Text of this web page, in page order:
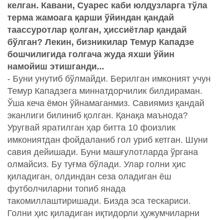
келган. Кавани, Суарес каби юлдузларга тўла
терма жамоага қарши ўйиндан қандай
таассуротлар қолган, ҳиссиётлар қандай
бўлган? Лекин, бизникилар Темур Кападзе
бошчилигида голгача жуда яхши ўйин
намойиш этишганди...
- Буни унутиб бўлмайди. Берилган имконият учун
Темур Кападзега миннатдорчилик билдираман.
Ўша кеча ёмон ўйнамаганмиз. Савиямиз қандай
эканлиги билиниб қолган. Қанақа маънода?
Уругвай яратилган ҳар битта 10 фоизлик
имкониятдан фойдаланиб гол уриб кетган. Шуни
савия дейишади. Буни машғулотларда ўргана
олмайсиз. Бу туғма бўлади. Улар голни ҳис
қиладиган, олдиндан сеза оладиган ёш
футболчиларни топиб янада
такомиллаштиришади. Бизда эса тескариси.
Голни ҳис қиладиган иқтидорли ҳужумчиларни